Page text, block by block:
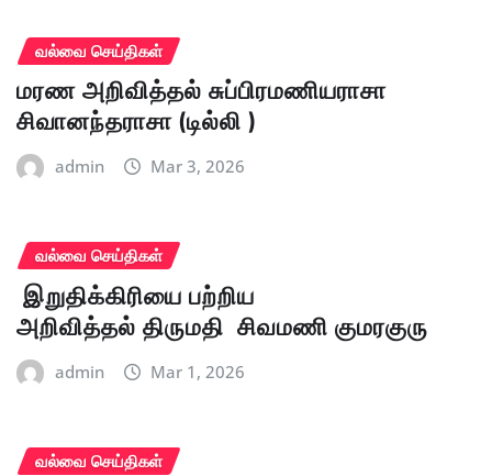
வல்வை செய்திகள்
மரண அறிவித்தல் சுப்பிரமணியராசா
சிவானந்தராசா (டில்லி )
admin Mar 3, 2026
வல்வை செய்திகள்
இறுதிக்கிரியை பற்றிய
அறிவித்தல் திருமதி சிவமணி குமரகுரு
admin Mar 1, 2026
வல்வை செய்திகள்